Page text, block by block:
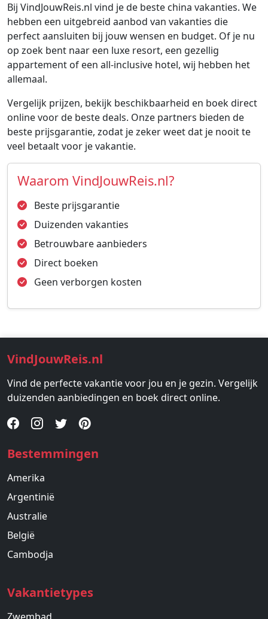
Bij VindJouwReis.nl vind je de beste china vakanties. We
hebben een uitgebreid aanbod van vakanties die
perfect aansluiten bij jouw wensen en budget. Of je nu
op zoek bent naar een luxe resort, een gezellig
appartement of een all-inclusive hotel, wij hebben het
allemaal.
Vergelijk prijzen, bekijk beschikbaarheid en boek direct
online voor de beste deals. Onze partners bieden de
beste prijsgarantie, zodat je zeker weet dat je nooit te
veel betaalt voor je vakantie.
Waarom VindJouwReis.nl?
Beste prijsgarantie
Duizenden vakanties
Betrouwbare aanbieders
Direct boeken
Geen verborgen kosten
VindJouwReis.nl
Vind de perfecte vakantie voor jou en je gezin. Vergelijk
duizenden aanbiedingen en boek direct online.
Bestemmingen
Amerika
Argentinië
Australie
België
Cambodja
Vakantietypes